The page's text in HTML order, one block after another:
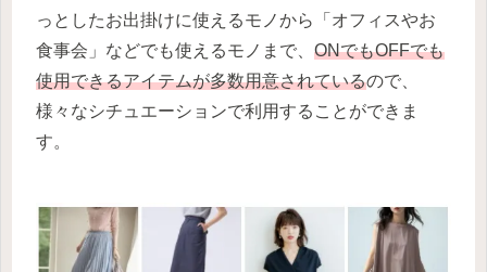
っとしたお出掛けに使えるモノから「オフィスやお
食事会」などでも使えるモノまで、 ONでもOFFでも
使用できるアイテムが多数用意されているので、
様々なシチュエーションで利用することができま
す。